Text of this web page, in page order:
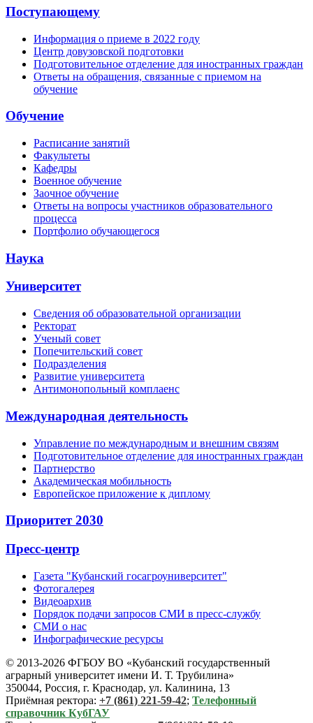
Поступающему
Информация о приеме в 2022 году
Центр довузовской подготовки
Подготовительное отделение для иностранных граждан
Ответы на обращения, связанные с приемом на
обучение
Обучение
Расписание занятий
Факультеты
Кафедры
Военное обучение
Заочное обучение
Ответы на вопросы участников образовательного
процесса
Портфолио обучающегося
Наука
Университет
Сведения об образовательной организации
Ректорат
Ученый совет
Попечительский совет
Подразделения
Развитие университета
Антимонопольный комплаенс
Международная деятельность
Управление по международным и внешним связям
Подготовительное отделение для иностранных граждан
Партнерство
Академическая мобильность
Европейское приложение к диплому
Приоритет 2030
Пресс-центр
Газета "Кубанский госагроуниверситет"
Фотогалерея
Видеоархив
Порядок подачи запросов СМИ в пресс-службу
СМИ о нас
Инфографические ресурсы
© 2013-2026 ФГБОУ ВО «Кубанский государственный
аграрный университет имени И. Т. Трубилина»
350044, Россия, г. Краснодар, ул. Калинина, 13
Приёмная ректора: +7 (861) 221-59-42; Телефонный
справочник КубГАУ